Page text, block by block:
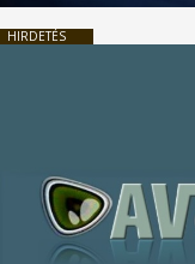
HIRDETÉS